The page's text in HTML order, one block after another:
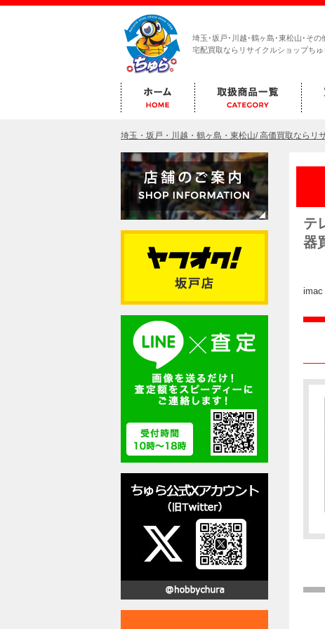
埼玉･坂戸･川越･鶴ヶ島･東松山･その
宅配買取ならリサイクルショップちゅ
埼玉・坂戸・川越・鶴ヶ島・東松山/ 高価買取なら
テ
器